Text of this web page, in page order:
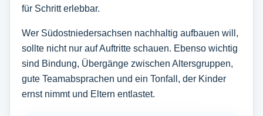
für Schritt erlebbar.
Wer Südostniedersachsen nachhaltig aufbauen will,
sollte nicht nur auf Auftritte schauen. Ebenso wichtig
sind Bindung, Übergänge zwischen Altersgruppen,
gute Teamabsprachen und ein Tonfall, der Kinder
ernst nimmt und Eltern entlastet.